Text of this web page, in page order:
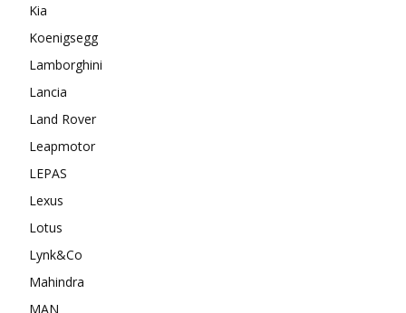
Kia
Koenigsegg
Lamborghini
Lancia
Land Rover
Leapmotor
LEPAS
Lexus
Lotus
Lynk&Co
Mahindra
MAN